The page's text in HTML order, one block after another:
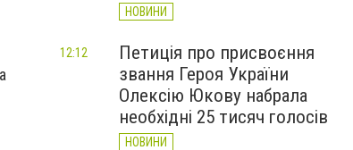
НОВИНИ
Петиція про присвоєння
звання Героя України
Олексію Юкову набрала
необхідні 25 тисяч голосів
НОВИНИ
12:12